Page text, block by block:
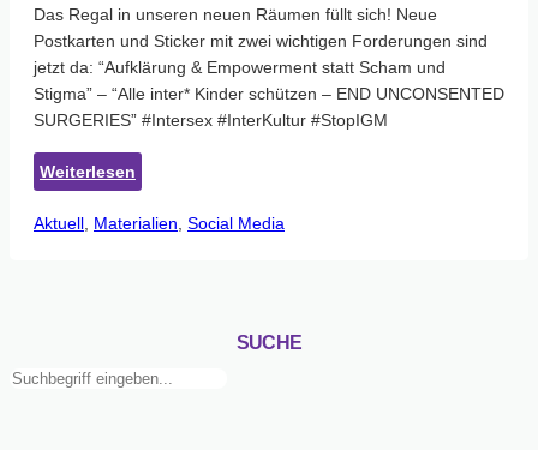
Das Regal in unseren neuen Räumen füllt sich! Neue
Postkarten und Sticker mit zwei wichtigen Forderungen sind
jetzt da: “Aufklärung & Empowerment statt Scham und
Stigma” – “Alle inter* Kinder schützen – END UNCONSENTED
SURGERIES” #Intersex #InterKultur #StopIGM
Weiterlesen
Neue
Postkarten
Aktuell Materialien Social Media
SUCHE
Suchen